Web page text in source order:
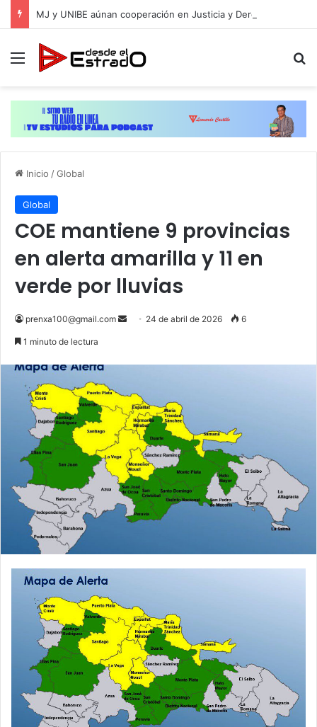
Menú
Inicio /Global
Global
COE mantiene 9 provincias
en alerta amarilla y 11 en
verde por lluvias
prenxa100@gmail.com
Send 24 de abril de 2026 6
1 minuto de lectura